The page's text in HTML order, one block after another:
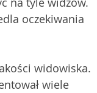
oczekiwania
widowiska.
wiele